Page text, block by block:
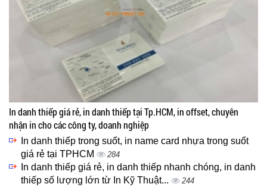
In danh thiếp giá rẻ, in danh thiếp tại Tp.HCM, in offset, chuyên
nhận in cho các công ty, doanh nghiệp
In danh thiếp trong suốt, in name card nhựa trong suốt
giá rẻ tại TPHCM
284
In danh thiếp giá rẻ, in danh thiếp nhanh chóng, in danh
thiếp số lượng lớn từ In Kỹ Thuật...
244